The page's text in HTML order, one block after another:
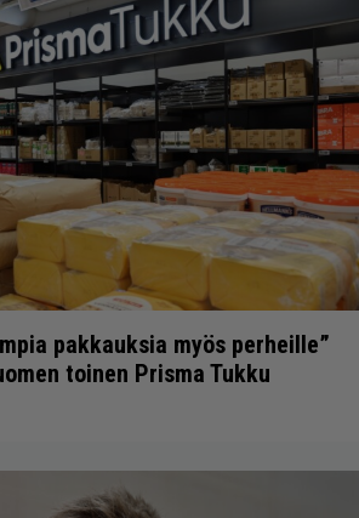
pakkauksia myös perheille”
toinen Prisma Tukku